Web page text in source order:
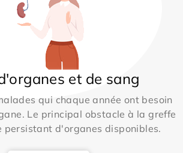
et de sang
qui chaque année ont besoin
Le principal obstacle à la greffe
persistant d'organes disponibles.